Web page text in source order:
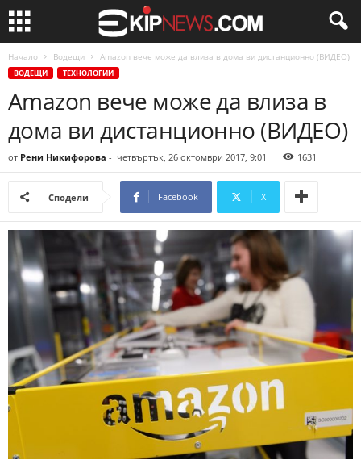
Начало Водещи Amazon вече може да влиза в дома ви дистанционно (ВИДЕО)
ВОДЕЩИ ТЕХНОЛОГИИ
Amazon вече може да влиза в
дома ви дистанционно (ВИДЕО)
от Рени Никифорова - четвъртък, 26 октомври 2017, 9:01 1631
Сподели Facebook X